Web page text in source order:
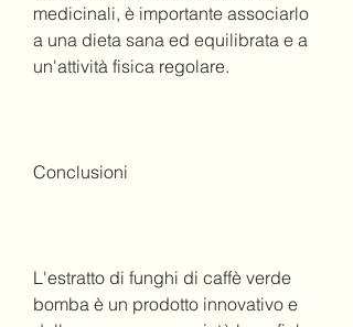
medicinali, è importante associarlo
a una dieta sana ed equilibrata e a
un'attività fisica regolare.
Conclusioni
L'estratto di funghi di caffè verde
bomba è un prodotto innovativo e